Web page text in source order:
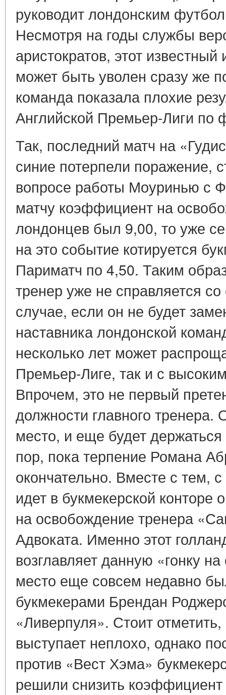
руководит лондонским
Несмотря на годы службы
аристократов, этот
может быть уволен сразу же
команда показала плохие
Английской Премьер-Лиги по
Так, последний матч на
синие потерпели поражение,
вопросе работы Моуринью с
матчу коэффициент на
лондонцев был 9,00, то уже
на это событие котируется
Париматч по 4,50. Таким
тренер уже не справляется
случае, если он не будет
наставника лондонской
несколько лет может
Премьер-Лиге, так и с
Впрочем, это не первый
должности главного
место, и еще будет держаться
пор, пока терпение Романа
окончательно. Вместе с тем,
идет в букмекерской конторе
на освобождение тренера
Адвоката. Именно этот
возглавляет данную «гонку
место еще совсем недавно
букмекерами Брендан
«Ливерпуля». Стоит
выступает неплохо, однако
против «Вест Хэма»
решили снизить коэффициент